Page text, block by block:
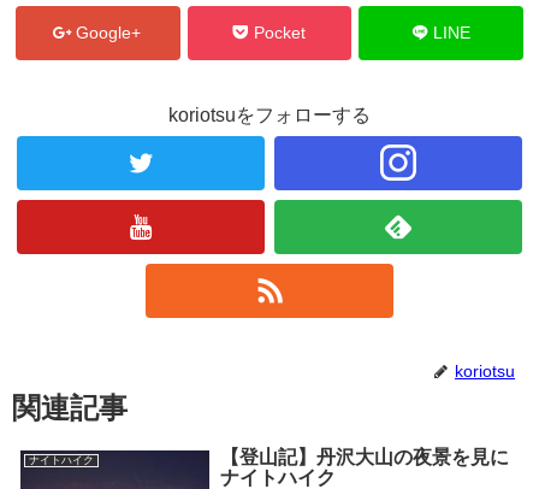
Google+ Pocket LINE
koriotsuをフォローする
koriotsu
関連記事
ナイトハイク
【登山記】丹沢大山の夜景を見に
ナイトハイク